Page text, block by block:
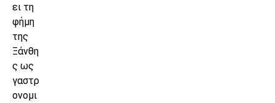
ει τη
φήμη
της
Ξάνθη
ς ως
γαστρ
ονομι